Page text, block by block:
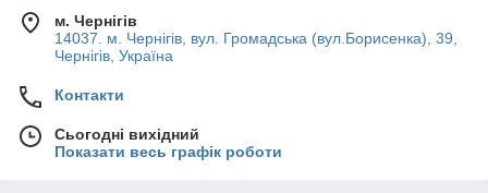
м. Чернігів
14037. м. Чернігів, вул. Громадська (вул.Борисенка), 39,
Чернігів, Україна
Контакти
Сьогодні вихідний
Показати весь графік роботи